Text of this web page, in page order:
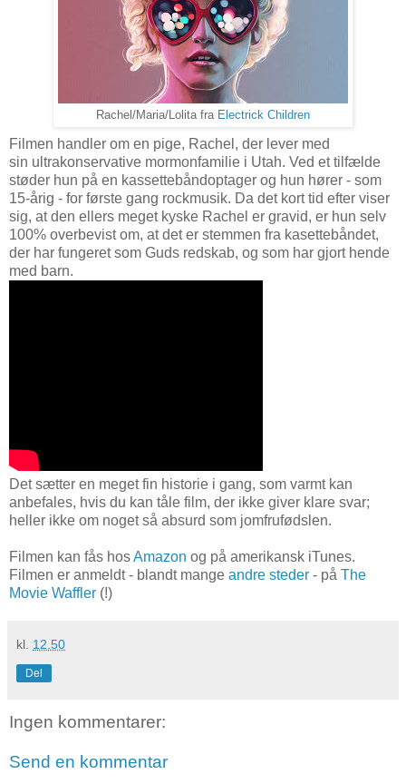
Rachel/Maria/Lolita fra Electrick Children
Filmen handler om en pige, Rachel, der lever med
sin ultrakonservative mormonfamilie i Utah. Ved et tilfælde
støder hun på en kassettebåndoptager og hun hører - som
15-årig - for første gang rockmusik. Da det kort tid efter viser
sig, at den ellers meget kyske Rachel er gravid, er hun selv
100% overbevist om, at det er stemmen fra kasettebåndet,
der har fungeret som Guds redskab, og som har gjort hende
med barn.
Det sætter en meget fin historie i gang, som varmt kan
anbefales, hvis du kan tåle film, der ikke giver klare svar;
heller ikke om noget så absurd som jomfrufødslen.
Filmen kan fås hosAmazon og på amerikansk iTunes.
Filmen er anmeldt - blandt mange andre steder - på The
Movie Waffler (!)
kl. 12.50
Del
Ingen kommentarer:
Send en kommentar